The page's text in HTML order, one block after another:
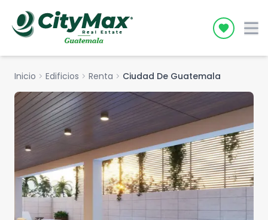
Icon
Inicio chevron_right Edificios chevron_right Renta chevron_right Ciudad De Guatemala